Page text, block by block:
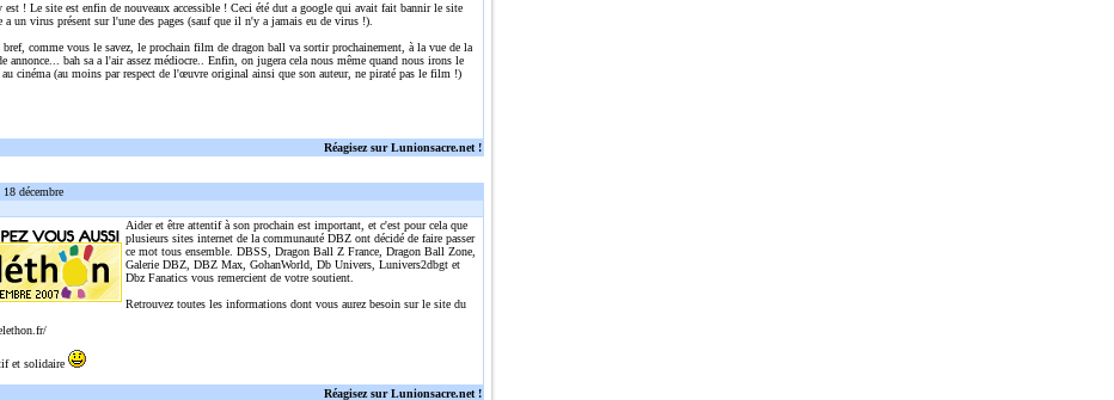
est ! Le site est enfin de nouveaux accessible ! Ceci été dut a google qui avait fait bannir le site
a un virus présent sur l'une des pages (sauf que il n'y a jamais eu de virus !).
bref, comme vous le savez, le prochain film de dragon ball va sortir prochainement, à la vue de la
annonce... bah sa a l'air assez médiocre.. Enfin, on jugera cela nous même quand nous irons le
cinéma (au moins par respect de l'œuvre original ainsi que son auteur, ne piraté pas le film !)
Réagisez sur Lunionsacre.net !
18 décembre
Aider et être attentif à son prochain est important, et c'est pour cela que
plusieurs sites internet de la communauté DBZ ont décidé de faire passer
ce mot tous ensemble. DBSS, Dragon Ball Z France, Dragon Ball Zone,
Galerie DBZ, DBZ Max, GohanWorld, Db Univers, Lunivers2dbgt et
Dbz Fanatics vous remercient de votre soutient.
Retrouvez toutes les informations dont vous aurez besoin sur le site du
et solidaire
Réagisez sur Lunionsacre.net !